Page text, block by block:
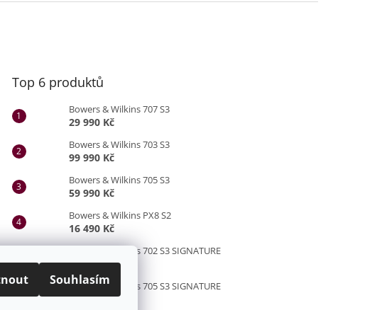
Souhlasím
Top 6 produktů
Bowers & Wilkins 707 S3
29 990 Kč
Bowers & Wilkins 703 S3
99 990 Kč
Bowers & Wilkins 705 S3
59 990 Kč
Bowers & Wilkins PX8 S2
16 490 Kč
Bowers & Wilkins 702 S3 SIGNATURE
169 990 Kč
Bowers & Wilkins 705 S3 SIGNATURE
79 990 Kč